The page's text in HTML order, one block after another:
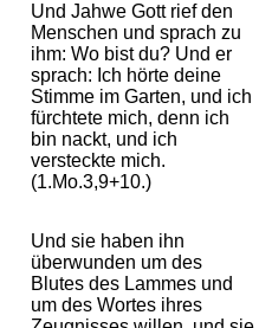
Und Jahwe Gott rief den
Menschen und sprach zu
ihm: Wo bist du? Und er
sprach: Ich hörte deine
Stimme im Garten, und ich
fürchtete mich, denn ich
bin nackt, und ich
versteckte mich.
(1.Mo.3,9+10.)
Und sie haben ihn
überwunden um des
Blutes des Lammes und
um des Wortes ihres